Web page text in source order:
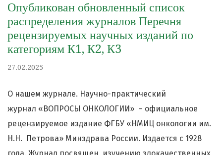
Опубликован обновленный список
распределения журналов Перечня
рецензируемых научных изданий по
категориям К1, К2, К3
27.02.2025
О нашем журнале. Научно-практический
журнал «ВОПРОСЫ ОНКОЛОГИИ» – официальное
рецензируемое издание ФГБУ «НМИЦ онкологии им.
Н.Н. Петрова» Минздрава России. Издается с 1928